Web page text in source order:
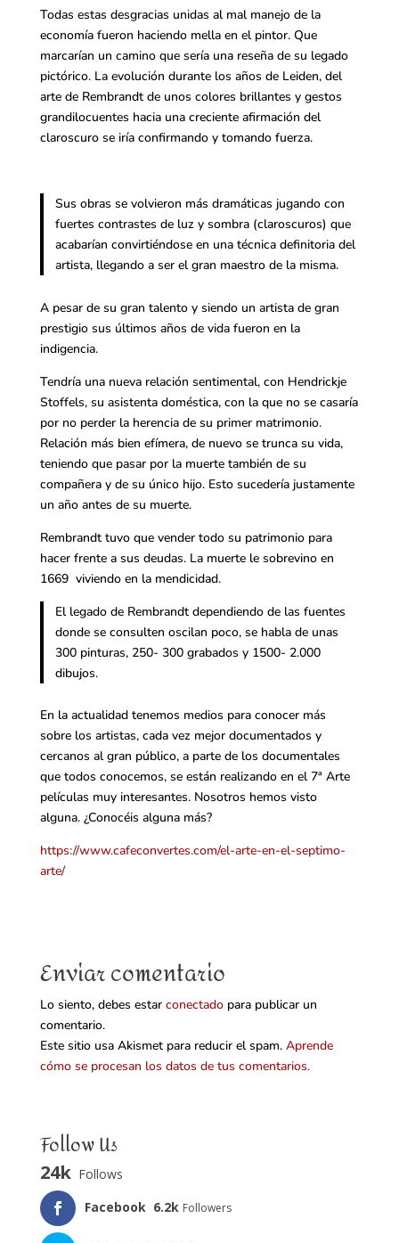
Todas estas desgracias unidas al mal manejo de la
economía fueron haciendo mella en el pintor. Que
marcarían un camino que sería una reseña de su legado
pictórico. La evolución durante los años de Leiden, del
arte de Rembrandt de unos colores brillantes y gestos
grandilocuentes hacia una creciente afirmación del
claroscuro se iría confirmando y tomando fuerza.
Sus obras se volvieron más dramáticas jugando con
fuertes contrastes de luz y sombra (claroscuros) que
acabarían convirtiéndose en una técnica definitoria del
artista, llegando a ser el gran maestro de la misma.
A pesar de su gran talento y siendo un artista de gran
prestigio sus últimos años de vida fueron en la
indigencia.
Tendría una nueva relación sentimental, con Hendrickje
Stoffels, su asistenta doméstica, con la que no se casaría
por no perder la herencia de su primer matrimonio.
Relación más bien efímera, de nuevo se trunca su vida,
teniendo que pasar por la muerte también de su
compañera y de su único hijo. Esto sucedería justamente
un año antes de su muerte.
Rembrandt tuvo que vender todo su patrimonio para
hacer frente a sus deudas. La muerte le sobrevino en
1669 viviendo en la mendicidad.
El legado de Rembrandt dependiendo de las fuentes
donde se consulten oscilan poco, se habla de unas
300 pinturas, 250- 300 grabados y 1500- 2.000
dibujos.
En la actualidad tenemos medios para conocer más
sobre los artistas, cada vez mejor documentados y
cercanos al gran público, a parte de los documentales
que todos conocemos, se están realizando en el 7ª Arte
películas muy interesantes. Nosotros hemos visto
alguna. ¿Conocéis alguna más?
https://www.cafeconvertes.com/el-arte-en-el-septimo-
arte/
Enviar comentario
Lo siento, debes estar conectadopara publicar un
comentario.
Este sitio usa Akismet para reducir el spam. Aprende
cómo se procesan los datos de tus comentarios.
Follow Us
24k Follows
Facebook 6.2k Followers